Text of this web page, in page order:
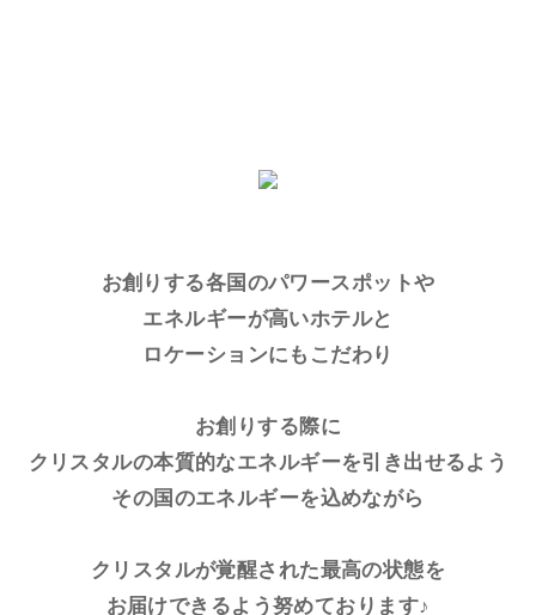
お創りする各国のパワースポットや
エネルギーが高いホテルと
ロケーションにもこだわり
お創りする際に
クリスタルの本質的なエネルギーを引き出せるよう
その国のエネルギーを込めながら
クリスタルが覚醒された最高の状態を
お届けできるよう努めております♪